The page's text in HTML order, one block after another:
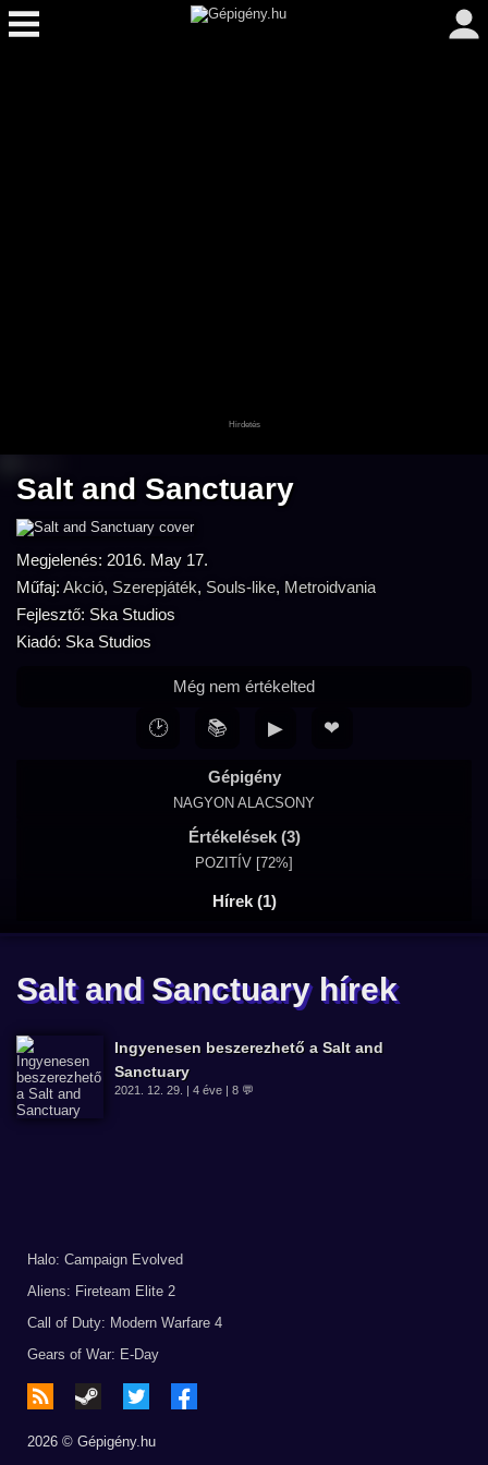
Salt and Sanctuary
Megjelenés: 2016. May 17.
Műfaj: Akció, Szerepjáték, Souls-like, Metroidvania
Fejlesztő: Ska Studios
Kiadó: Ska Studios
Gépigény
NAGYON ALACSONY
Értékelések (3)
POZITÍV [72%]
Hírek (1)
Még nem értékelted
🕑 📚 ▶ ❤
Salt and Sanctuary hírek
Ingyenesen beszerezhető a Salt and
Sanctuary
2021. 12. 29. | 4 éve | 8 💬
Halo: Campaign Evolved
Aliens: Fireteam Elite 2
Call of Duty: Modern Warfare 4
Gears of War: E-Day
2026 © Gépigény.hu